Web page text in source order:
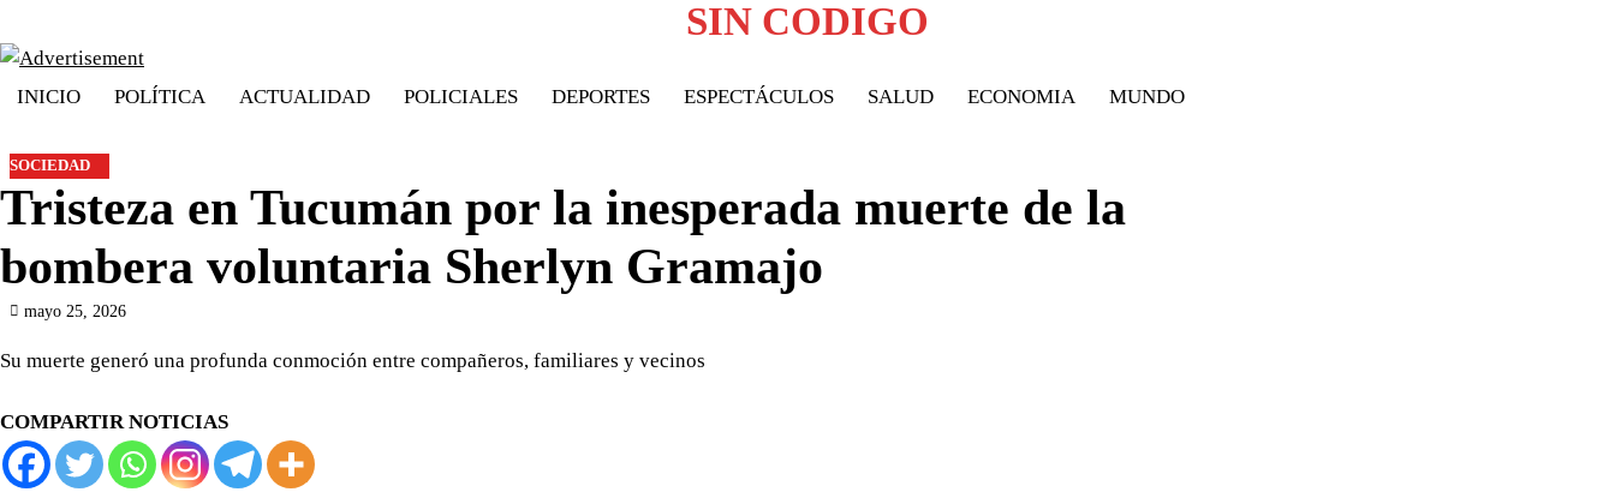
to
content
SIN CODIGO
INICIO POLÍTICA ACTUALIDAD POLICIALES DEPORTES ESPECTÁCULOS SALUD ECONOMIA MUNDO
SOCIEDAD
Tristeza en Tucumán por la inesperada muerte de la
bombera voluntaria Sherlyn Gramajo
mayo 25, 2026
Su muerte generó una profunda conmoción entre compañeros, familiares y vecinos
COMPARTIR NOTICIAS